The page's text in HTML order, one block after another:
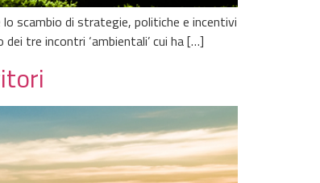
scambio di strategie, politiche e incentivi
tre incontri ‘ambientali’ cui ha […]